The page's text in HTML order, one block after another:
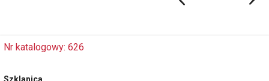
Nr katalogowy: 626